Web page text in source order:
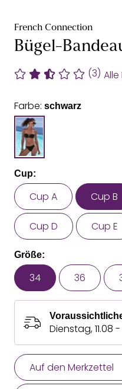
French Connection
Bügel-
(3)
Farbe: schwarz
Cup:
Cup A Cup B
Cup D Cup E
Größe:
34 36
Dienstag, 11.08
Auf den Merkzettel